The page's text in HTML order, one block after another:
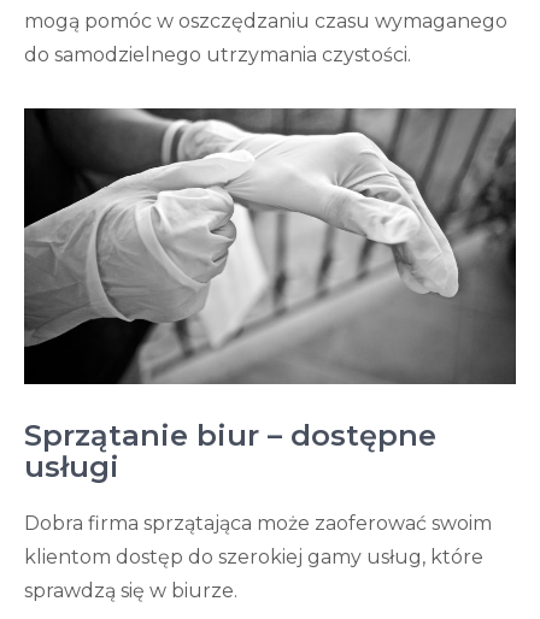
mogą pomóc w oszczędzaniu czasu wymaganego
do samodzielnego utrzymania czystości.
Sprzątanie biur – dostępne
usługi
Dobra firma sprzątająca może zaoferować swoim
klientom dostęp do szerokiej gamy usług, które
sprawdzą się w biurze.